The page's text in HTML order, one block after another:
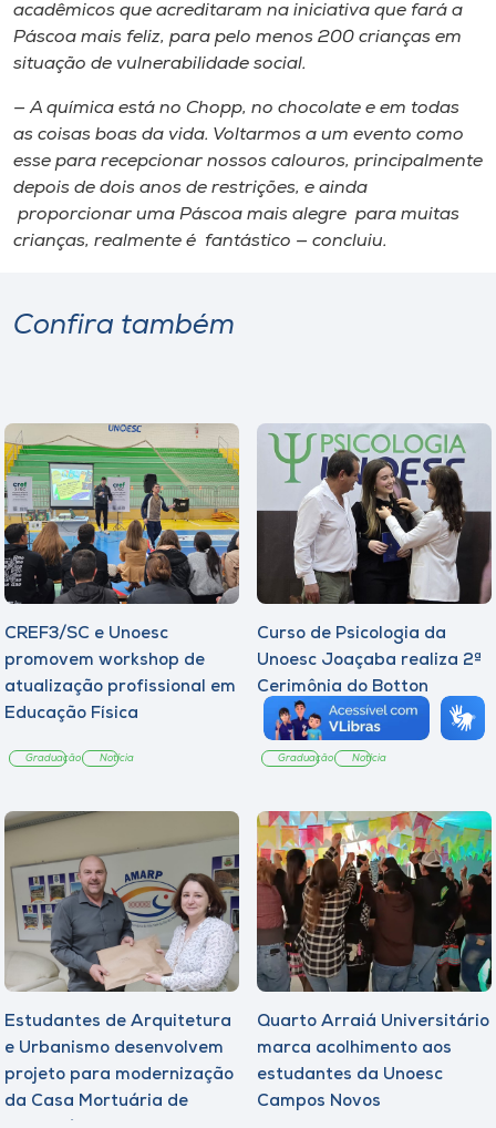
acadêmicos que acreditaram na iniciativa que fará a
Páscoa mais feliz, para pelo menos 200 crianças em
situação de vulnerabilidade social.
— A química está no Chopp, no chocolate e em todas
as coisas boas da vida. Voltarmos a um evento como
esse para recepcionar nossos calouros, principalmente
depois de dois anos de restrições, e ainda
proporcionar uma Páscoa mais alegre para muitas
crianças, realmente é fantástico — concluiu.
Confira também
CREF3/SC e Unoesc
promovem workshop de
atualização profissional em
Educação Física
Graduação Notícia
Curso de Psicologia da
Unoesc Joaçaba realiza 2ª
Cerimônia do Botton
Graduação Notícia
Estudantes de Arquitetura
e Urbanismo desenvolvem
projeto para modernização
da Casa Mortuária de
Quarto Arraiá Universitário
marca acolhimento aos
estudantes da Unoesc
Campos Novos